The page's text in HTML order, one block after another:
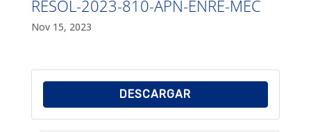
RESOL-2023-810-APN-ENRE-MEC
Nov 15, 2023
DESCARGAR